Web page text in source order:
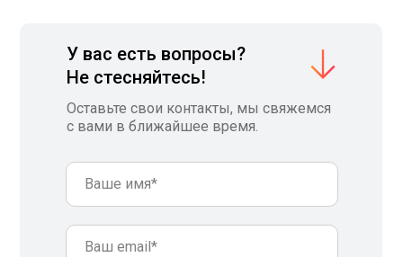
У вас есть вопросы?
Не стесняйтесь!
Оставьте свои контакты, мы свяжемся
с вами в ближайшее время.